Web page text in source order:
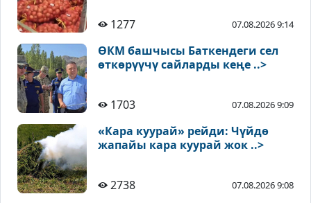
1277 07.08.2026 9:14
ӨКМ башчысы Баткендеги сел
өткөрүүчү сайларды кеңе ..>
1703 07.08.2026 9:09
«Кара куурай» рейди: Чүйдө
жапайы кара куурай жок ..>
2738 07.08.2026 9:08